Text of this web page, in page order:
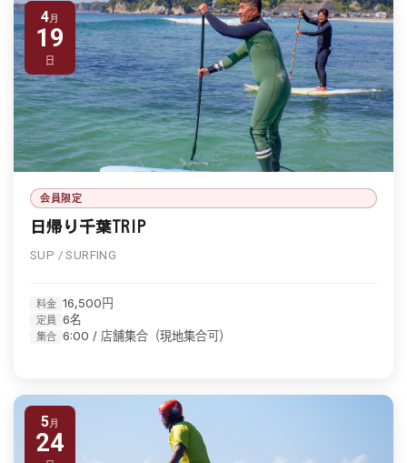
4
19
日
会員限定
日帰り千葉TRIP
SUP / SURFING
料金 16,500円
定員 6名
集合 6:00 / 店舗集合（現地集合可）
5
24